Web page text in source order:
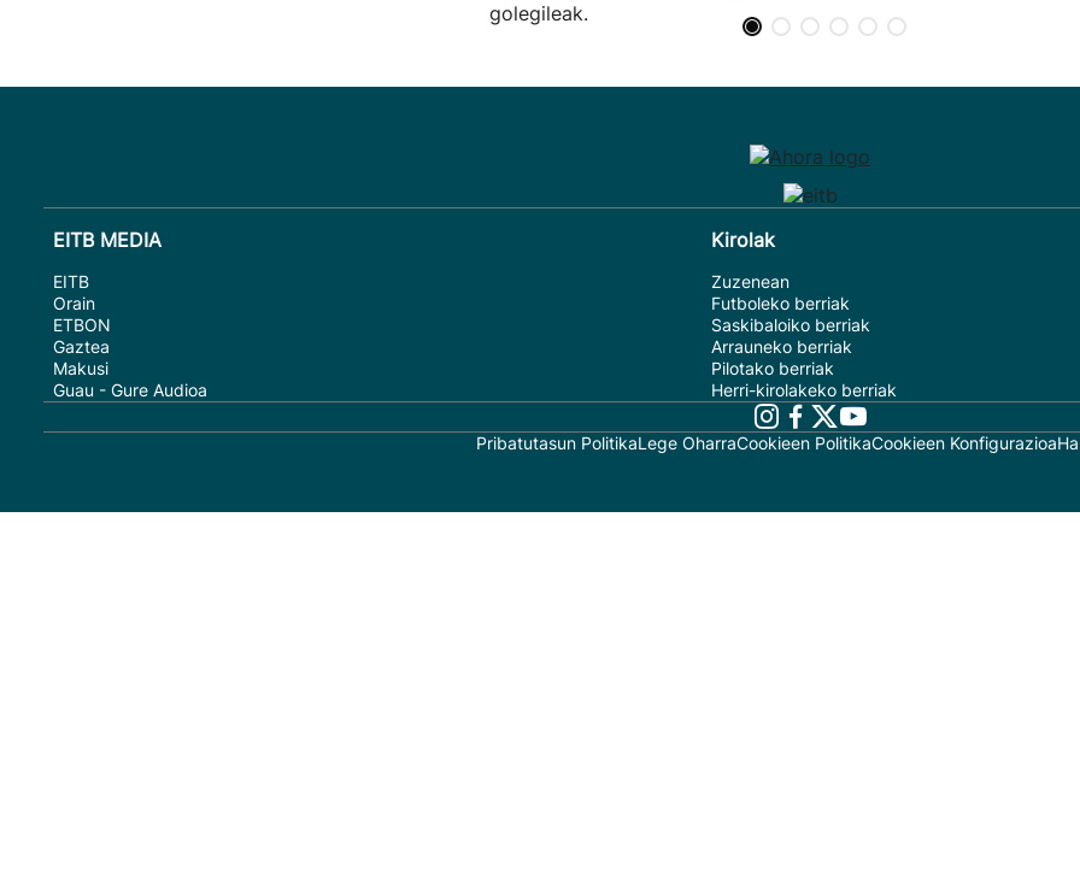
golegileak.
EITB MEDIA
EITB
Orain
ETBON
Gaztea
Makusi
Guau - Gure Audioa
Kirolak
Zuzenean
Futboleko berriak
Saskibaloiko berriak
Arrauneko berriak
Pilotako berriak
Herri-kirolakeko berriak
Pribatutasun PolitikaLege OharraCookieen PolitikaCookieen Konfigurazioa